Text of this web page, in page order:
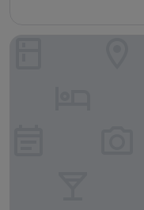
Bewertungen)
park side hotel